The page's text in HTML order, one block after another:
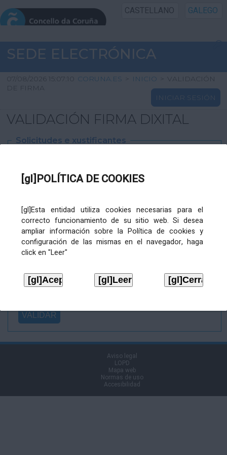
[gl]POLÍTICA DE COOKIES
[gl]Esta entidad utiliza cookies necesarias para el
correcto funcionamiento de su sitio web. Si desea
ampliar información sobre la Política de cookies y
configuración de las mismas en el navegador, haga
click en "Leer"
CASTELLANO GALEGO
INICIO SEDE
INICIO
INFORMACIÓN PÚBLICA
SEDE ELECTRÓNICA
07/08/2026 15:07:10 CORUNA.ES > INICIO >
VALIDACIÓN
DE FIRMA
INICIAR SESIÓN
VALIDACIÓN FIRMA DIXITAL
Solicitudes e xustificantes
XML
Ficheiros varios
Ficheiro
asinado:
firma (.p7s):
Aviso legal
LOPD
Mapa web
Normas de uso
Accesibilidad